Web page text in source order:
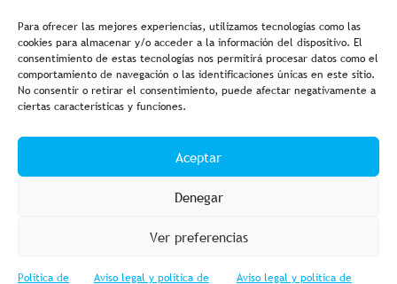
Para ofrecer las mejores experiencias, utilizamos tecnologías como las
cookies para almacenar y/o acceder a la información del dispositivo. El
consentimiento de estas tecnologías nos permitirá procesar datos como el
comportamiento de navegación o las identificaciones únicas en este sitio.
No consentir o retirar el consentimiento, puede afectar negativamente a
ciertas características y funciones.
Aceptar
Denegar
Ver preferencias
Política de
Aviso legal y política de
Aviso legal y política de